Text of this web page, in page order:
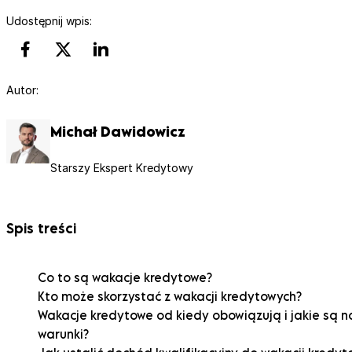
Udostępnij wpis:
Autor:
Michał Dawidowicz
Starszy Ekspert Kredytowy
Spis treści
Co to są wakacje kredytowe?
Kto może skorzystać z wakacji kredytowych?
Wakacje kredytowe od kiedy obowiązują i jakie są
warunki?